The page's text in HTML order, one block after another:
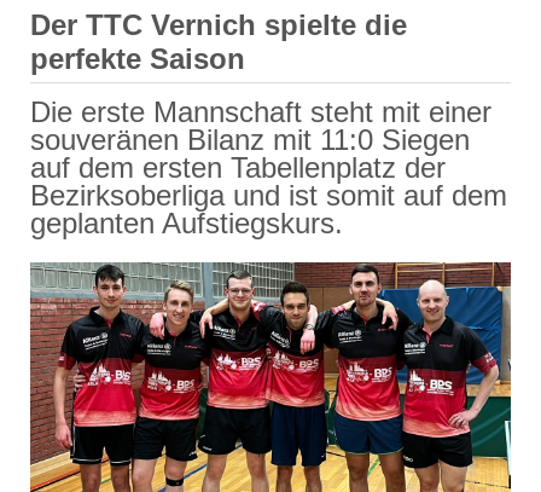
Der TTC Vernich spielte die
perfekte Saison
Die erste Mannschaft steht mit einer
souveränen Bilanz mit 11:0 Siegen
auf dem ersten Tabellenplatz der
Bezirksoberliga und ist somit auf dem
geplanten Aufstiegskurs.